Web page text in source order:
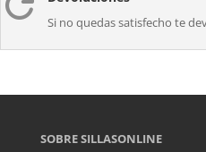
Si no quedas satisfecho te
SOBRE SILLASONLINE